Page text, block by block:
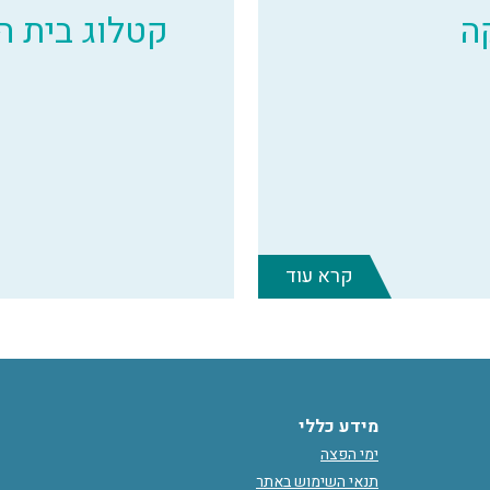
קרא עוד
קטלוג
מידע כללי
ימי הפצה
תנאי השימוש באתר